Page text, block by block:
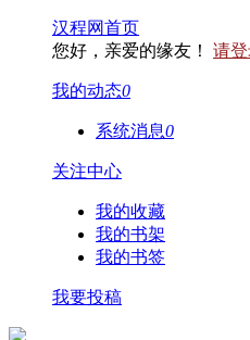
汉程网首页
您好，亲爱的缘友！ 请
我的动态0
系统消息0
关注中心
我的收藏
我的书架
我的书签
我要投稿